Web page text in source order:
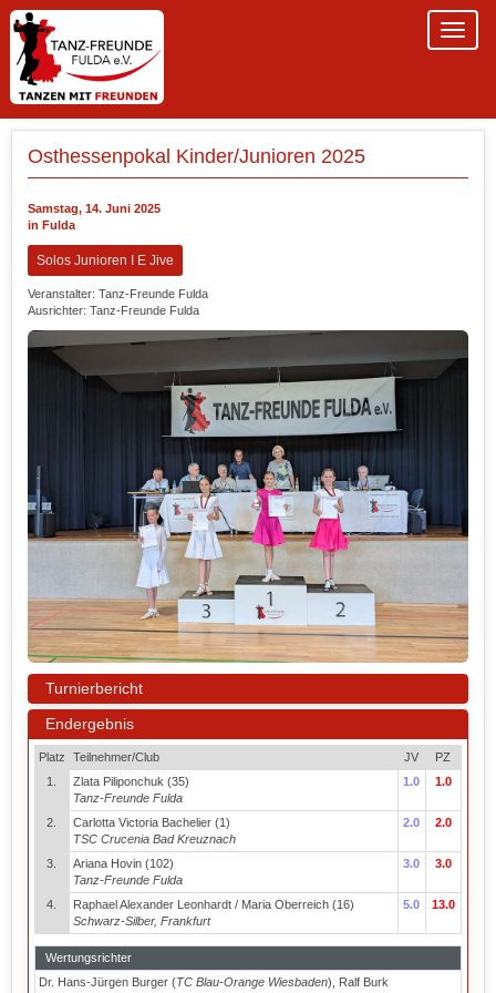
Osthessenpokal Kinder/Junioren 2025
Samstag, 14. Juni 2025
in Fulda
Solos Junioren I E Jive
Veranstalter: Tanz-Freunde Fulda
Ausrichter: Tanz-Freunde Fulda
Turnierbericht
Endergebnis
Platz Teilnehmer/Club JV
PZ
1.
Zlata Piliponchuk (35)
Tanz-Freunde Fulda
1.0 1.0
2.
Carlotta Victoria Bachelier (1)
TSC Crucenia Bad Kreuznach
2.0 2.0
3.
Ariana Hovin (102)
Tanz-Freunde Fulda
3.0 3.0
4.
Raphael Alexander Leonhardt / Maria Oberreich (16)
Schwarz-Silber, Frankfurt
5.0 13.0
Wertungsrichter
Dr. Hans-Jürgen Burger (TC Blau-Orange Wiesbaden), Ralf Burk